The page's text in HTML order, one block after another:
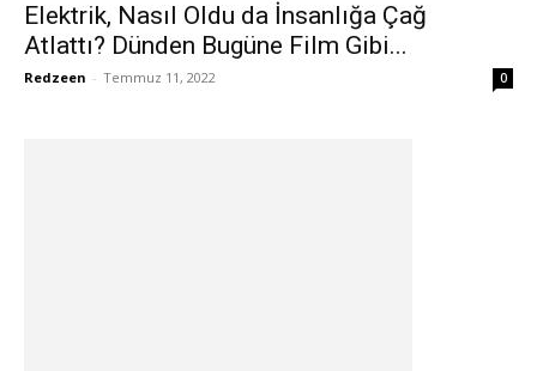
Elektrik, Nasıl Oldu da İnsanlığa Çağ
Atlattı? Dünden Bugüne Film Gibi...
Redzeen - Temmuz 11, 2022 0